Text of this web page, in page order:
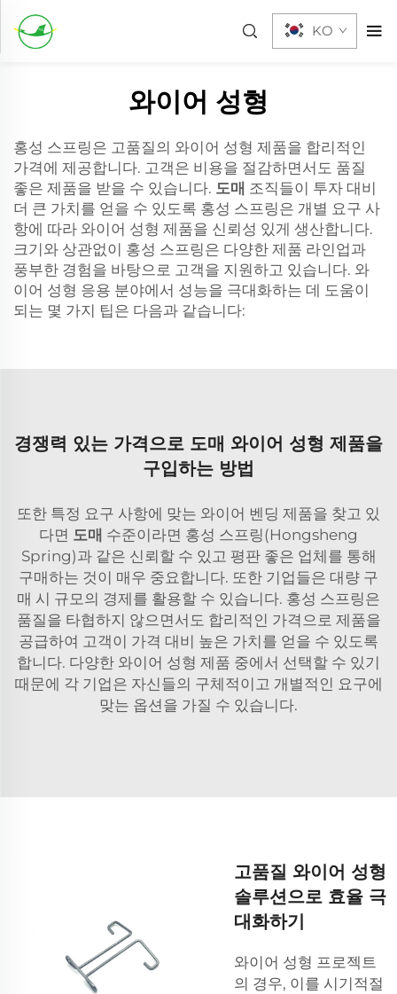
KO
와이어 성형
홍성 스프링은 고품질의 와이어 성형 제품을 합리적인
가격에 제공합니다. 고객은 비용을 절감하면서도 품질
좋은 제품을 받을 수 있습니다. 도매 조직들이 투자 대비
더 큰 가치를 얻을 수 있도록 홍성 스프링은 개별 요구 사
항에 따라 와이어 성형 제품을 신뢰성 있게 생산합니다.
크기와 상관없이 홍성 스프링은 다양한 제품 라인업과
풍부한 경험을 바탕으로 고객을 지원하고 있습니다. 와
이어 성형 응용 분야에서 성능을 극대화하는 데 도움이
되는 몇 가지 팁은 다음과 같습니다:
경쟁력 있는 가격으로 도매 와이어 성형 제품을
구입하는 방법
또한 특정 요구 사항에 맞는 와이어 벤딩 제품을 찾고 있
다면 도매 수준이라면 홍성 스프링(Hongsheng
Spring)과 같은 신뢰할 수 있고 평판 좋은 업체를 통해
구매하는 것이 매우 중요합니다. 또한 기업들은 대량 구
매 시 규모의 경제를 활용할 수 있습니다. 홍성 스프링은
품질을 타협하지 않으면서도 합리적인 가격으로 제품을
공급하여 고객이 가격 대비 높은 가치를 얻을 수 있도록
합니다. 다양한 와이어 성형 제품 중에서 선택할 수 있기
때문에 각 기업은 자신들의 구체적이고 개별적인 요구에
맞는 옵션을 가질 수 있습니다.
고품질 와이어 성형
솔루션으로 효율 극
대화하기
와이어 성형 프로젝트
의 경우, 이를 시기적절